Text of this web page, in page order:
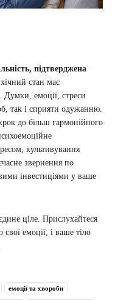
підтверджена
стан має
Думки, емоції, стреси
так і сприяти одужанню.
до більш гармонійного
культивування
звернення по
інвестиціями у ваше
ціле. Прислухайтеся
емоції, і ваше тіло
емоції та хвороби